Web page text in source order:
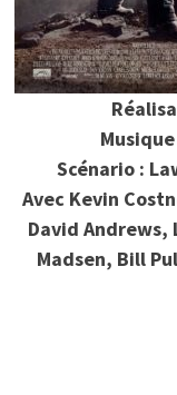
Scénario :
Avec Kevin
David Andrews,
Madsen, Bill